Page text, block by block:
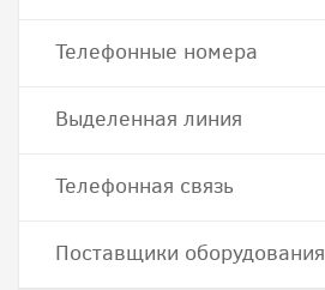
Телефонные номера
Выделенная линия
Телефонная связь
Поставщики оборудования